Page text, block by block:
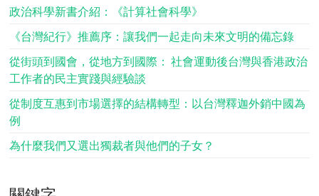
政治科學新書介紹：《計算社會科學》
《台灣紀行》推薦序：讓我們一起走向未來文明的備忘錄
從街頭到國會，從地方到國際： 社會運動後台灣與香港政治
工作者的民主實踐與經驗談
從制度互惠到市場選擇的結構轉型：以台灣釋迦外銷中國為
例
為什麼我們又選出獨裁者與他們的子女？